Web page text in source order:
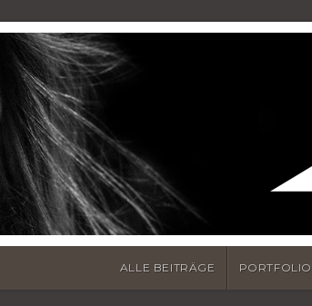
ALLE BEITRÄGE PORTFOLIO